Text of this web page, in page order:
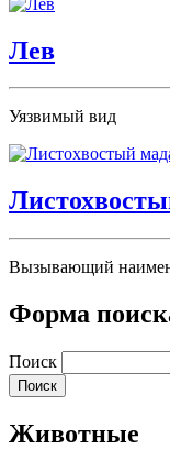
Лев
Уязвимый вид
Вызывающий
Форма
Поиск
Животные